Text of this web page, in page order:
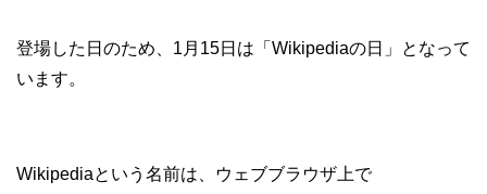
登場した日のため、1月15日は「Wikipediaの日」となって
います。
Wikipediaという名前は、ウェブブラウザ上で